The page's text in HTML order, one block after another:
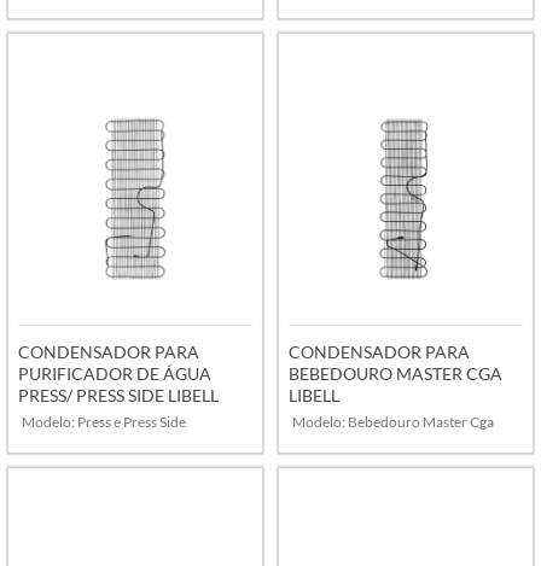
CONDENSADOR PARA
PURIFICADOR DE ÁGUA
PRESS/ PRESS SIDE LIBELL
Modelo: Press e Press Side
CONDENSADOR PARA
BEBEDOURO MASTER CGA
LIBELL
Modelo: Bebedouro Master Cga